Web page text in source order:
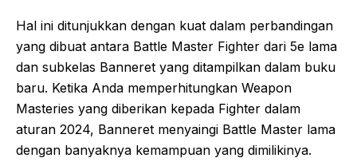
Hal ini ditunjukkan dengan kuat dalam perbandingan
yang dibuat antara Battle Master Fighter dari 5e lama
dan subkelas Banneret yang ditampilkan dalam buku
baru. Ketika Anda memperhitungkan Weapon
Masteries yang diberikan kepada Fighter dalam
aturan 2024, Banneret menyaingi Battle Master lama
dengan banyaknya kemampuan yang dimilikinya.